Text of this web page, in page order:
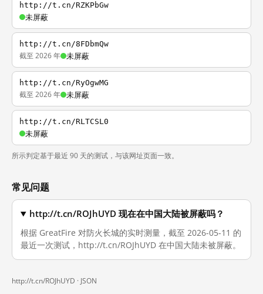
http://t.cn/RZKPbGw
未屏蔽
http://t.cn/8FDbmQw
截至 2026 年 未屏蔽
http://t.cn/RyOgwMG
截至 2026 年 未屏蔽
http://t.cn/RLTCSL0
未屏蔽
所示判定基于最近 90 天的测试，与该网址页面一致。
常见问题
http://t.cn/ROJhUYD 现在在中国大陆被屏蔽吗？
根据 GreatFire 对防火长城的实时测量，截至 2026-05-11 的
最近一次测试，http://t.cn/ROJhUYD 在中国大陆未被屏蔽。
http://t.cn/ROJhUYD · JSON